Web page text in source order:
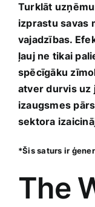
Turklāt
izprastu savas
vajadzības.
ļauj ne tikai
spēcīgāku
atver durvis uz
izaugsmes
sektora
*Šis‍ saturs ir
The